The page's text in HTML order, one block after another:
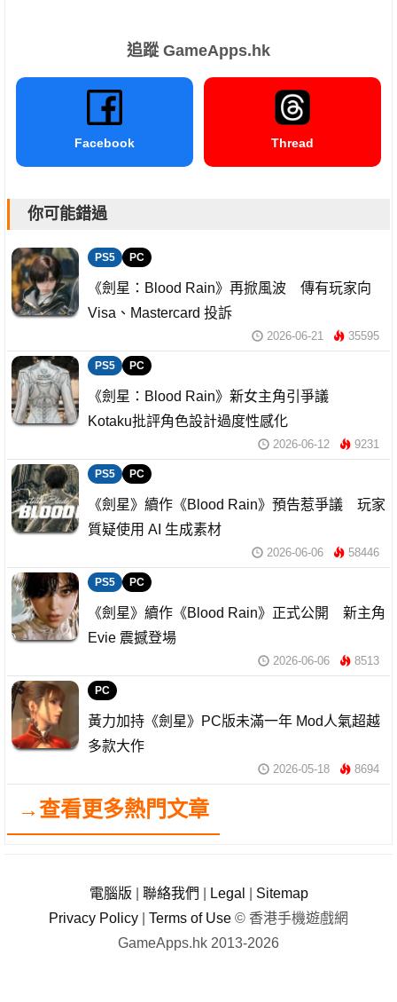
追蹤 GameApps.hk
Facebook Thread
你可能錯過
PS5 PC
《劍星：Blood Rain》再掀風波 傳有玩家向
Visa、Mastercard 投訴
2026-06-21 35595
PS5 PC
《劍星：Blood Rain》新女主角引爭議
Kotaku批評角色設計過度性感化
2026-06-12 9231
PS5 PC
《劍星》續作《Blood Rain》預告惹爭議 玩家
質疑使用 AI 生成素材
2026-06-06 58446
PS5 PC
《劍星》續作《Blood Rain》正式公開 新主角
Evie 震撼登場
2026-06-06 8513
PC
黃力加持《劍星》PC版未滿一年 Mod人氣超越
多款大作
2026-05-18 8694
→查看更多熱門文章
電腦版 聯絡我們 Legal
Sitemap
Privacy Policy
Terms of Use © 香港手機遊戲網
GameApps.hk 2013-2026